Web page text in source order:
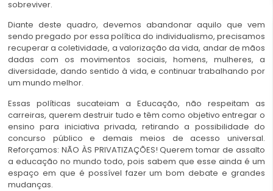
sobreviver.
Diante deste quadro, devemos abandonar aquilo que vem
sendo pregado por essa política do individualismo, precisamos
recuperar a coletividade, a valorização da vida, andar de mãos
dadas com os movimentos sociais, homens, mulheres, a
diversidade, dando sentido à vida, e continuar trabalhando por
um mundo melhor.
Essas políticas sucateiam a Educação, não respeitam as
carreiras, querem destruir tudo e têm como objetivo entregar o
ensino para iniciativa privada, retirando a possibilidade do
concurso público e demais meios de acesso universal.
Reforçamos: NÃO ÀS PRIVATIZAÇÕES! Querem tomar de assalto
a educação no mundo todo, pois sabem que esse ainda é um
espaço em que é possível fazer um bom debate e grandes
mudanças.